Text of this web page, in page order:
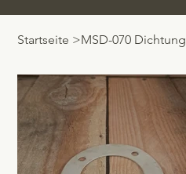
Startseite >MSD-070 Dichtung